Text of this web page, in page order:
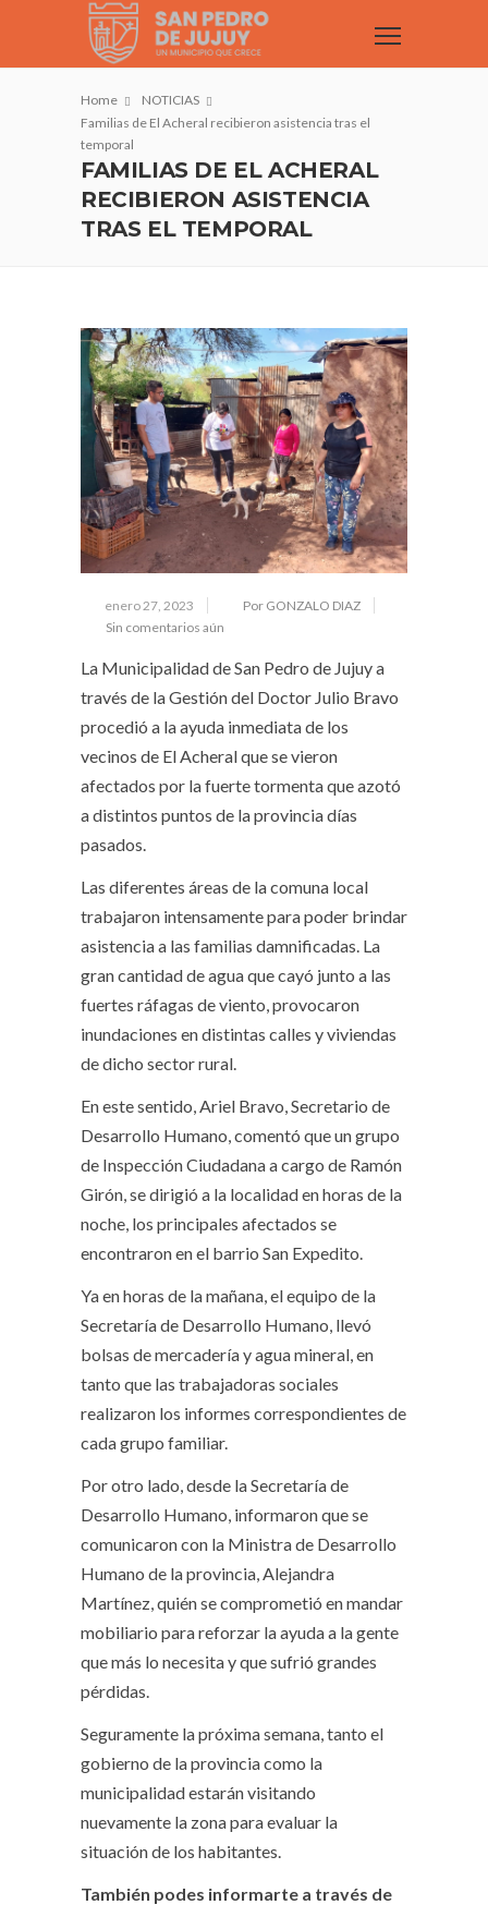
Home
NOTICIAS
Familias de El Acheral recibieron asistencia tras el
temporal
FAMILIAS DE EL ACHERAL
RECIBIERON ASISTENCIA
TRAS EL TEMPORAL
enero 27, 2023
Por GONZALO DIAZ
Sin comentarios aún
La Municipalidad de San Pedro de Jujuy a
través de la Gestión del Doctor Julio Bravo
procedió a la ayuda inmediata de los
vecinos de El Acheral que se vieron
afectados por la fuerte tormenta que azotó
a distintos puntos de la provincia días
pasados.
Las diferentes áreas de la comuna local
trabajaron intensamente para poder brindar
asistencia a las familias damnificadas. La
gran cantidad de agua que cayó junto a las
fuertes ráfagas de viento, provocaron
inundaciones en distintas calles y viviendas
de dicho sector rural.
En este sentido, Ariel Bravo, Secretario de
Desarrollo Humano, comentó que un grupo
de Inspección Ciudadana a cargo de Ramón
Girón, se dirigió a la localidad en horas de la
noche, los principales afectados se
encontraron en el barrio San Expedito.
Ya en horas de la mañana, el equipo de la
Secretaría de Desarrollo Humano, llevó
bolsas de mercadería y agua mineral, en
tanto que las trabajadoras sociales
realizaron los informes correspondientes de
cada grupo familiar.
Por otro lado, desde la Secretaría de
Desarrollo Humano, informaron que se
comunicaron con la Ministra de Desarrollo
Humano de la provincia, Alejandra
Martínez, quién se comprometió en mandar
mobiliario para reforzar la ayuda a la gente
que más lo necesita y que sufrió grandes
pérdidas.
Seguramente la próxima semana, tanto el
gobierno de la provincia como la
municipalidad estarán visitando
nuevamente la zona para evaluar la
situación de los habitantes.
También podes informarte a través de